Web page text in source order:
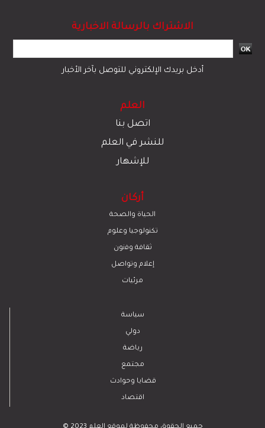
الاشتراك بالرسالة الاخبارية
أدخل بريدك الإلكتروني للتوصل بآخر الأخبار
العلم
اتصل بنا
للنشر في العلم
للإشهار
أركان
الحياة والصحة
تكنولوجيا وعلوم
ﺛﻘﺎﻓﺔ وﻓﻧون
إعلام وتواصل
مرئيات
سياسة
دولي
رياضة
مجتمع
قضايا وحوادث
اقتصاد